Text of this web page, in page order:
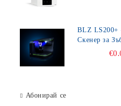
BLZ LS200+
Скенер за
Абонирай се